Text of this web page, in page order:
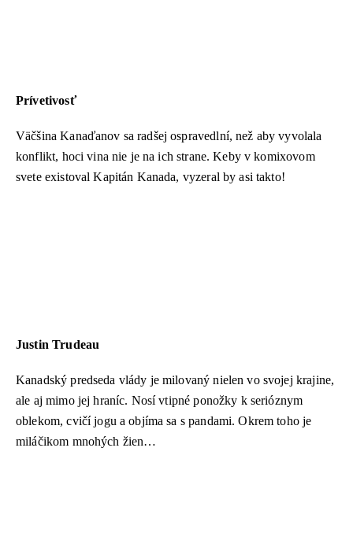
Prívetivosť
Väčšina Kanaďanov sa radšej ospravedlní, než aby vyvolala
konflikt, hoci vina nie je na ich strane. Keby v komixovom
svete existoval Kapitán Kanada, vyzeral by asi takto!
Justin Trudeau
Kanadský predseda vlády je milovaný nielen vo svojej krajine,
ale aj mimo jej hraníc. Nosí vtipné ponožky k serióznym
oblekom, cvičí jogu a objíma sa s pandami. Okrem toho je
miláčikom mnohých žien…